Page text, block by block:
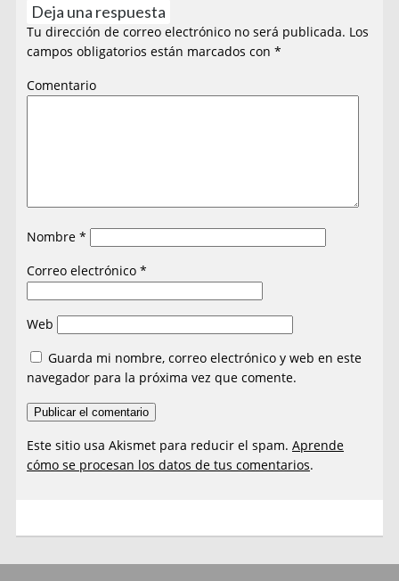
Deja una respuesta
Tu dirección de correo electrónico no será publicada. Los
campos obligatorios están marcados con*
Comentario
Nombre*
Correo electrónico*
Web
Guarda mi nombre, correo electrónico y web en este
navegador para la próxima vez que comente.
Este sitio usa Akismet para reducir el spam.Aprende
cómo se procesan los datos de tus comentarios.